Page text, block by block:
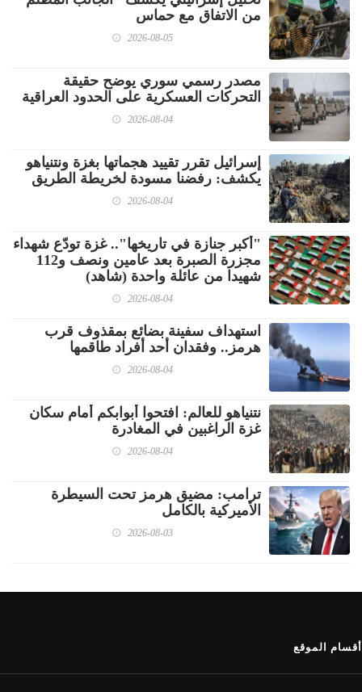
من الاتفاق مع حماس
2026-08-05
مصدر رسمي سوري يوضح حقيقة
التحركات العسكرية على الحدود العراقية
2026-08-04
إسرائيل تقرر تقييد هجماتها بغزة ونتنياهو
يكشف: رفضنا مسودة لخريطة الطريق
2026-08-04
"أكبر جنازة في تاريخها".. غزة تودّع شهداء
مجزرة الصبرة بعد عامين ونصف و112
شهيدا من عائلة واحدة (شاهد)
2026-08-04
استهداف سفينة بضائع بمقذوف قرب
هرمز.. وفقدان أحد أفراد طاقمها
2026-08-04
نتنياهو للعالم: افتحوا أبوابكم أمام سكان
غزة الراغبين في المغادرة
2026-08-04
ترامب: مضيق هرمز تحت السيطرة
الأميركية بالكامل
2026-08-03
أقسام الموقع